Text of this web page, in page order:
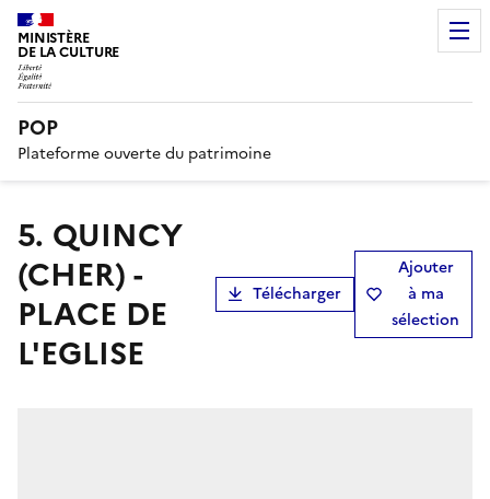
MINISTÈRE
DE LA CULTURE
POP
Plateforme ouverte du patrimoine
5. QUINCY
(CHER) -
PLACE DE
L'EGLISE
Télécharger
Ajouter
à ma
sélection